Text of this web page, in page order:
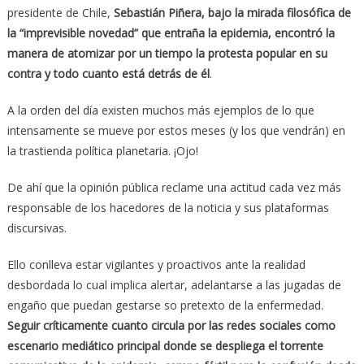
presidente de Chile, Sebastián Piñera, bajo la mirada filosófica de
la “imprevisible novedad” que entraña la epidemia, encontró la
manera de atomizar por un tiempo la protesta popular en su
contra y todo cuanto está detrás de él.
A la orden del día existen muchos más ejemplos de lo que
intensamente se mueve por estos meses (y los que vendrán) en
la trastienda política planetaria. ¡Ojo!
De ahí que la opinión pública reclame una actitud cada vez más
responsable de los hacedores de la noticia y sus plataformas
discursivas.
Ello conlleva estar vigilantes y proactivos ante la realidad
desbordada lo cual implica alertar, adelantarse a las jugadas de
engaño que puedan gestarse so pretexto de la enfermedad.
Seguir críticamente cuanto circula por las redes sociales como
escenario mediático principal donde se despliega el torrente